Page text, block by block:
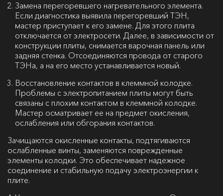
Замена перегоревшего нагревательного элемента.
Если диагностика выявила перегоревший ТЭН,
мастер приступает к его замене. Для этого плита
отключается от электросети. Далее, в зависимости от
конструкции плиты, снимается варочная панель или
задняя стенка. Отсоединяются провода от старого
ТЭНа, а на его место устанавливается новый.
Восстановление контактов в клеммной колодке.
Проблемы с электропитанием плиты могут быть
связаны с плохим контактом в клеммной колодке.
Мастер осматривает ее на предмет окисления,
ослабления или обгорания контактов.
Зачищаются окисленные контакты, подтягиваются
ослабленные винты, заменяются поврежденные
элементы колодки. Это обеспечивает надежное
соединение и стабильную подачу электроэнергии к
плите.